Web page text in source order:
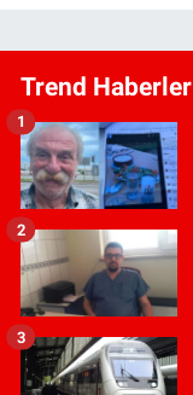
Trend Haberler
1
2
3